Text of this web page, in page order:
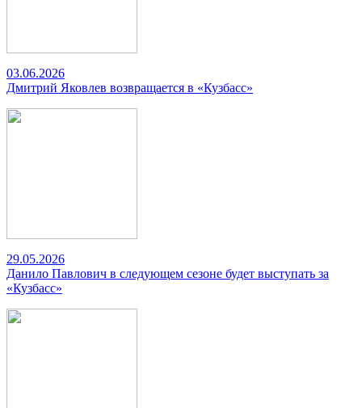
03.06.2026
Дмитрий Яковлев возвращается в «Кузбасс»
29.05.2026
Данило Павлович в следующем сезоне будет выступать за
«Кузбасс»